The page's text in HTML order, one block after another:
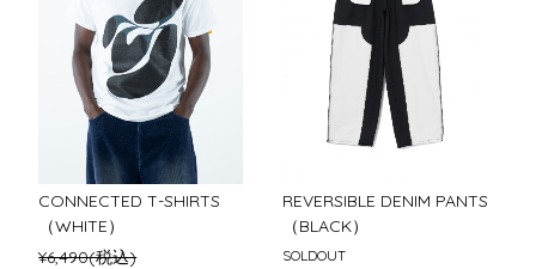
CONNECTED T-SHIRTS
（WHITE）
¥6,490(税込)
REVERSIBLE DENIM PANTS
（BLACK）
SOLDOUT